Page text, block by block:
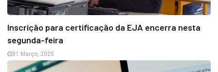
Inscrição para certificação da EJA encerra nesta
segunda-feira
31 Março, 2025